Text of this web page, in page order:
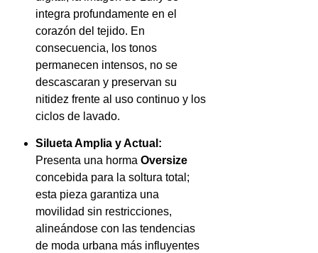
integra profundamente en el
corazón del tejido. En
consecuencia, los tonos
permanecen intensos, no se
descascaran y preservan su
nitidez frente al uso continuo y los
ciclos de lavado.
Silueta Amplia y Actual:
Presenta una horma Oversize
concebida para la soltura total;
esta pieza garantiza una
movilidad sin restricciones,
alineándose con las tendencias
de moda urbana más influyentes